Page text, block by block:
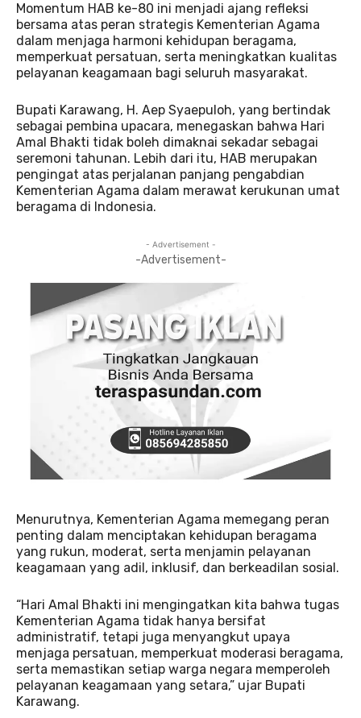
Momentum HAB ke-80 ini menjadi ajang refleksi
bersama atas peran strategis Kementerian Agama
dalam menjaga harmoni kehidupan beragama,
memperkuat persatuan, serta meningkatkan kualitas
pelayanan keagamaan bagi seluruh masyarakat.
Bupati Karawang, H. Aep Syaepuloh, yang bertindak
sebagai pembina upacara, menegaskan bahwa Hari
Amal Bhakti tidak boleh dimaknai sekadar sebagai
seremoni tahunan. Lebih dari itu, HAB merupakan
pengingat atas perjalanan panjang pengabdian
Kementerian Agama dalam merawat kerukunan umat
beragama di Indonesia.
- Advertisement -
-Advertisement-
Menurutnya, Kementerian Agama memegang peran
penting dalam menciptakan kehidupan beragama
yang rukun, moderat, serta menjamin pelayanan
keagamaan yang adil, inklusif, dan berkeadilan sosial.
“Hari Amal Bhakti ini mengingatkan kita bahwa tugas
Kementerian Agama tidak hanya bersifat
administratif, tetapi juga menyangkut upaya
menjaga persatuan, memperkuat moderasi beragama,
serta memastikan setiap warga negara memperoleh
pelayanan keagamaan yang setara,” ujar Bupati
Karawang.